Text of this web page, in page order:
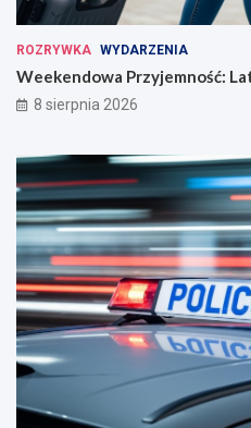
ROZRYWKA WYDARZENIA
Weekendowa Przyjemność:
8 sierpnia 2026